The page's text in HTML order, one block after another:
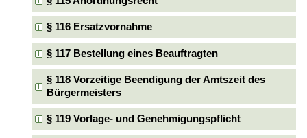
§ 116 Ersatzvornahme
§ 117 Bestellung eines Beauftragten
§ 118 Vorzeitige Beendigung der Amtszeit des
Bürgermeisters
§ 119 Vorlage- und Genehmigungspflicht